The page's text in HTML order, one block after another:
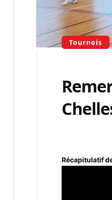
Tournois
Récapitulatif